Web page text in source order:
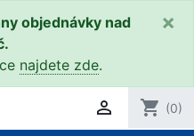
objednávky nad
najdete zde.
×
 shopping_cart (0)